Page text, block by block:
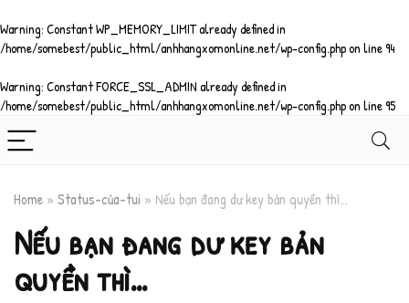
Warning: Constant WP_MEMORY_LIMIT already defined in
/home/somebest/public_html/anhhangxomonline.net/wp-config.phpon line94
Warning: Constant FORCE_SSL_ADMIN already defined in
/home/somebest/public_html/anhhangxomonline.net/wp-config.phpon line95
Home » Status-của-tui » Nếu bạn đang dư key bản quyền thì…
Nếu bạn đang dư key bản
quyền thì…